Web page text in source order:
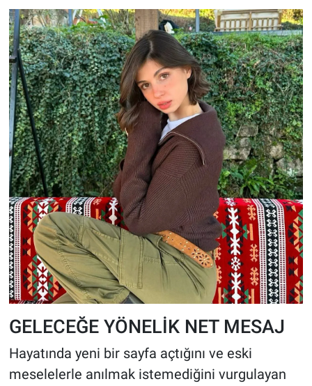
GELECEĞE YÖNELİK NET MESAJ
Hayatında yeni bir sayfa açtığını ve eski
meselelerle anılmak istemediğini vurgulayan